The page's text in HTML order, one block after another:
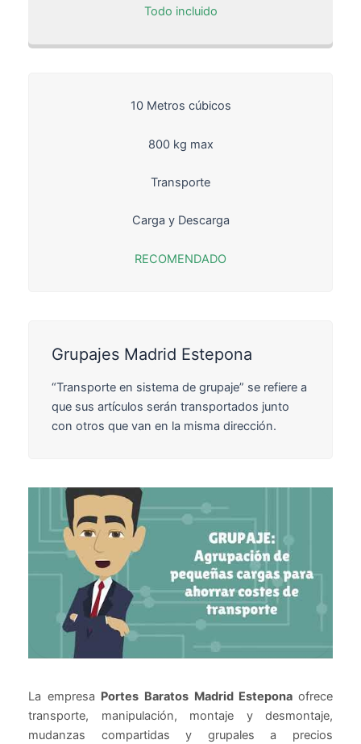
Todo incluido
10 Metros cúbicos
800 kg max
Transporte
Carga y Descarga
RECOMENDADO
Grupajes Madrid Estepona
“Transporte en sistema de grupaje” se refiere a
que sus artículos serán transportados junto
con otros que van en la misma dirección.
La empresa Portes Baratos Madrid Esteponaofrece
transporte, manipulación, montaje y desmontaje,
mudanzas compartidas y grupales a precios